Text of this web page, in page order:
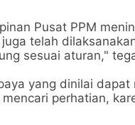
Pusat PPM
telah
sesuai aturan,"
yang dinilai
perhatian,